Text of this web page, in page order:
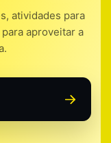
atividades para
aproveitar a